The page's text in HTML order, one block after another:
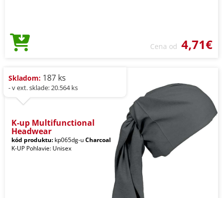
Cena od 4,71€
Skladom: 187 ks
- v ext. sklade: 20.564 ks
K-up Multifunctional
Headwear
kód produktu: kp065dg-uCharcoal
K-UP Pohlavie: Unisex